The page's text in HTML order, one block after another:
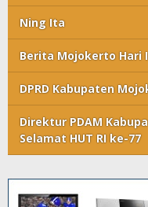
Ning Ita
Berita Mojokerto Hari
DPRD Kabupaten
Direktur PDAM
Selamat HUT RI ke-77